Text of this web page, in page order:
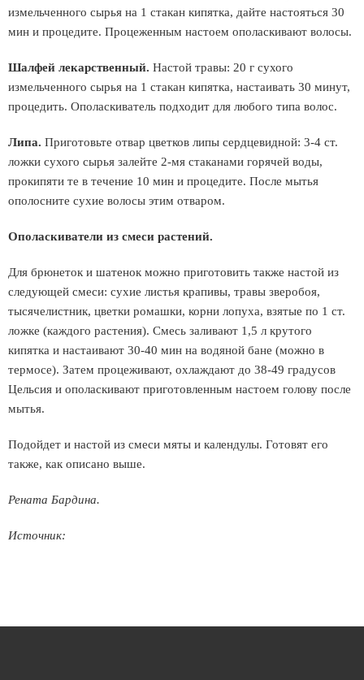
измельченного сырья на 1 стакан кипятка, дайте настояться 30
мин и процедите. Процеженным настоем ополаскивают волосы.
Шалфей лекарственный. Настой травы: 20 г сухого
измельченного сырья на 1 стакан кипятка, настаивать 30 минут,
процедить. Ополаскиватель подходит для любого типа волос.
Липа. Приготовьте отвар цветков липы сердцевидной: 3-4 ст.
ложки сухого сырья залейте 2-мя стаканами горячей воды,
прокипяти те в течение 10 мин и процедите. После мытья
ополосните сухие волосы этим отваром.
Ополаскиватели из смеси растений.
Для брюнеток и шатенок можно приготовить также настой из
следующей смеси: сухие листья крапивы, травы зверобоя,
тысячелистник, цветки ромашки, корни лопуха, взятые по 1 ст.
ложке (каждого растения). Смесь заливают 1,5 л крутого
кипятка и настаивают 30-40 мин на водяной бане (можно в
термосе). Затем процеживают, охлаждают до 38-49 градусов
Цельсия и ополаскивают приготовленным настоем голову после
мытья.
Подойдет и настой из смеси мяты и календулы. Готовят его
также, как описано выше.
Рената Бардина.
Источник: